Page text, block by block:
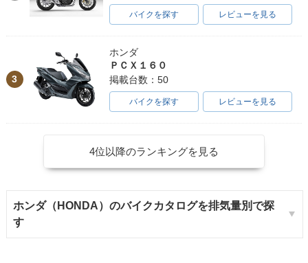
バイクを探す レビューを見る
3
ホンダ
ＰＣＸ１６０
掲載台数：50
バイクを探す レビューを見る
4位以降のランキングを見る
ホンダ（HONDA）のバイクカタログを排気量別で探
す